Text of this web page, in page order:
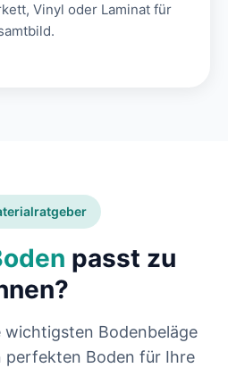
Vinyl oder Laminat für
passt zu
wichtigsten Bodenbeläge
perfekten Boden für Ihre